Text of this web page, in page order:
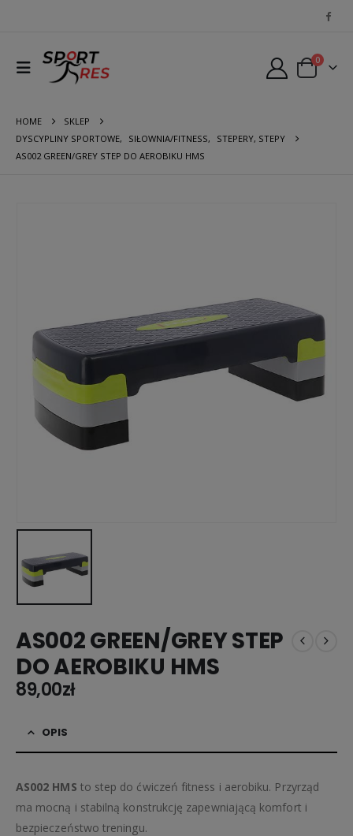
0
HOME
SKLEP
DYSCYPLINY SPORTOWE, SIŁOWNIA/FITNESS,
STEPERY, STEPY
AS002 GREEN/GREY STEP DO AEROBIKU HMS
AS002 GREEN/GREY STEP
DO AEROBIKU HMS
89,00zł
OPIS
AS002 HMS to step do ćwiczeń fitness i aerobiku. Przyrząd
ma mocną i stabilną konstrukcję zapewniającą komfort i
bezpieczeństwo treningu.